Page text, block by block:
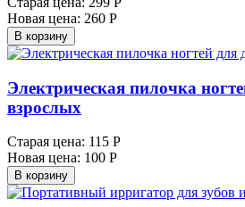
Новая цена: 260 Р
В корзину
Электрическая пилочка
взрослых
Старая цена: 115 Р
Новая цена: 100 Р
В корзину